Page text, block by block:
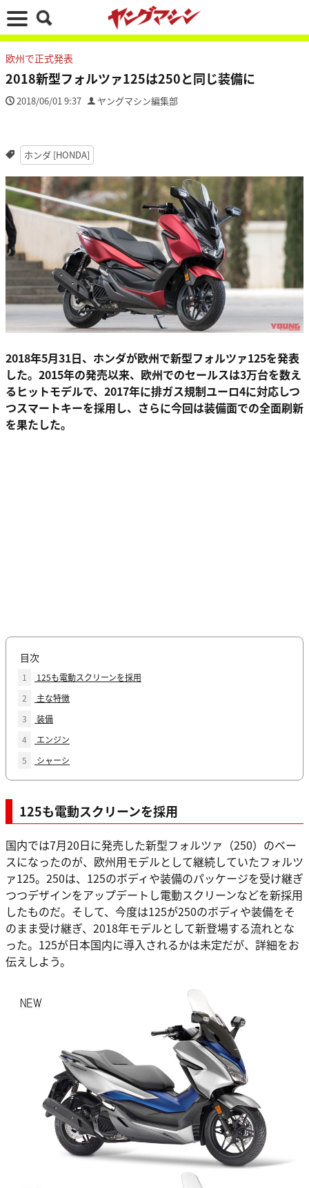
欧州で正式発表
2018新型フォルツァ125は250と同じ装備に
2018/06/01 9:37 ヤングマシン編集部
ホンダ [HONDA]
2018年5月31日、ホンダが欧州で新型フォルツァ125を発表
した。2015年の発売以来、欧州でのセールスは3万台を数え
るヒットモデルで、2017年に排ガス規制ユーロ4に対応しつ
つスマートキーを採用し、さらに今回は装備面での全面刷新
を果たした。
目次
1
125も電動スクリーンを採用
2
主な特徴
3
装備
4
エンジン
5
シャーシ
125も電動スクリーンを採用
国内では7月20日に発売した新型フォルツァ（250）のベー
スになったのが、欧州用モデルとして継続していたフォルツ
ァ125。250は、125のボディや装備のパッケージを受け継ぎ
つつデザインをアップデートし電動スクリーンなどを新採用
したものだ。そして、今度は125が250のボディや装備をそ
のまま受け継ぎ、2018年モデルとして新登場する流れとな
った。125が日本国内に導入されるかは未定だが、詳細をお
伝えしよう。